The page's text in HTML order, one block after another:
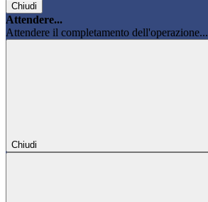
Chiudi
Attendere...
Attendere il completamento dell'operazione...
Chiudi